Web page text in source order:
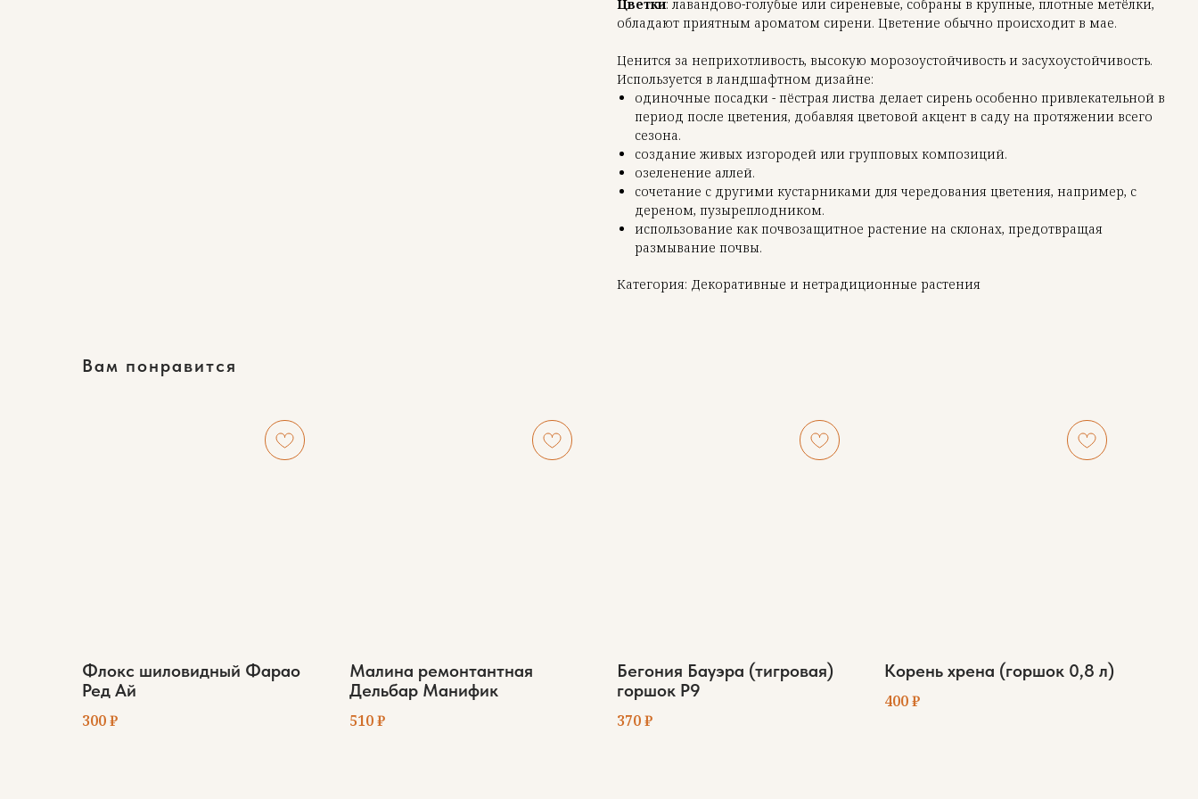
Цветки: лавандово-голубые или сиреневые, собраны в крупные, плотные метёлки,
обладают приятным ароматом сирени. Цветение обычно происходит в мае.
Ценится за неприхотливость, высокую морозоустойчивость и засухоустойчивость.
Используется в ландшафтном дизайне:
одиночные посадки - пёстрая листва делает сирень особенно привлекательной в
период после цветения, добавляя цветовой акцент в саду на протяжении всего
сезона.
создание живых изгородей или групповых композиций.
озеленение аллей.
сочетание с другими кустарниками для чередования цветения, например, с
дереном, пузыреплодником.
использование как почвозащитное растение на склонах, предотвращая
размывание почвы.
Категория: Декоративные и нетрадиционные растения
Вам понравится
Флокс шиловидный Фарао
Ред Ай
300₽
Малина ремонтантная
Дельбар Манифик
510₽
Бегония Бауэра (тигровая)
горшок Р9
370₽
Корень хрена (горшок 0,8 л)
400₽